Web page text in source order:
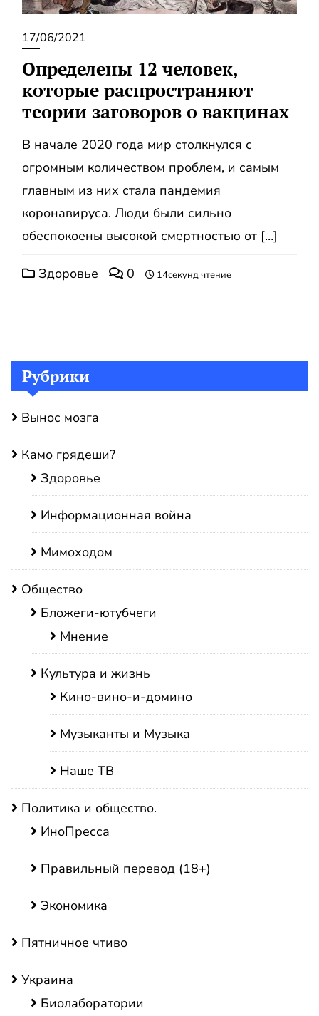
17/06/2021
Определены 12 человек,
которые распространяют
теории заговоров о вакцинах
В начале 2020 года мир столкнулся с
огромным количеством проблем, и самым
главным из них стала пандемия
коронавируса. Люди были сильно
обеспокоены высокой смертностью от […]
Здоровье 0 14секунд чтение
Рубрики
Вынос мозга
Камо грядеши?
Здоровье
Информационная война
Мимоходом
Общество
Бложеги-ютубчеги
Мнение
Культура и жизнь
Кино-вино-и-домино
Музыканты и Музыка
Наше ТВ
Политика и общество.
ИноПресса
Правильный перевод (18+)
Экономика
Пятничное чтиво
Украина
Биолаборатории